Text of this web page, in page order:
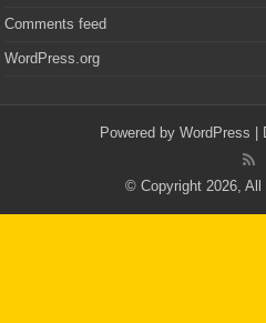
Comments feed
WordPress.org
Powered by WordPress |
© Copyright 2026, All